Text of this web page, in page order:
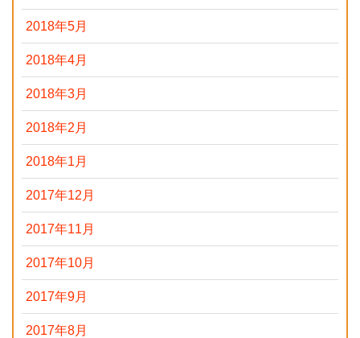
2018年5月
2018年4月
2018年3月
2018年2月
2018年1月
2017年12月
2017年11月
2017年10月
2017年9月
2017年8月